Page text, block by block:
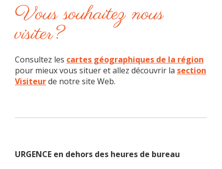
Vous souhaitez nous
visiter?
Consultez les cartes géographiques de la région
pour mieux vous situer et allez découvrir la section
Visiteurde notre site Web.
URGENCE en dehors des heures de bureau